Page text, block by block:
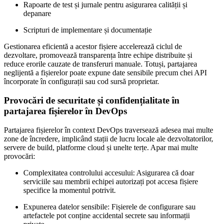
Rapoarte de test și jurnale pentru asigurarea calității și
depanare
Scripturi de implementare și documentație
Gestionarea eficientă a acestor fișiere accelerează ciclul de
dezvoltare, promovează transparența între echipe distribuite și
reduce erorile cauzate de transferuri manuale. Totuși, partajarea
neglijentă a fișierelor poate expune date sensibile precum chei API
încorporate în configurații sau cod sursă proprietar.
Provocări de securitate și confidențialitate în
partajarea fișierelor în DevOps
Partajarea fișierelor în context DevOps traversează adesea mai multe
zone de încredere, implicând stații de lucru locale ale dezvoltatorilor,
servere de build, platforme cloud și unelte terțe. Apar mai multe
provocări:
Complexitatea controlului accesului: Asigurarea că doar
serviciile sau membrii echipei autorizați pot accesa fișiere
specifice la momentul potrivit.
Expunerea datelor sensibile: Fișierele de configurare sau
artefactele pot conține accidental secrete sau informații